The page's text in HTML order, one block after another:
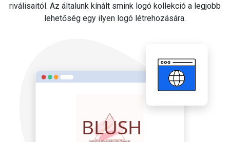
riválisaitól. Az általunk kínált smink logó kollekció a legjobb
lehetőség egy ilyen logó létrehozására.